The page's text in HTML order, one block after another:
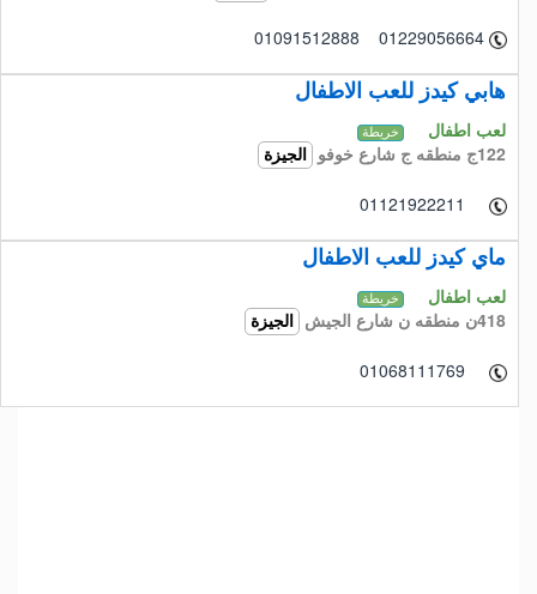
01091512888 01229056664
هابي كيدز للعب الاطفال
لعب اطفال خريطة
122ج منطقه ج شارع خوفو الجيزة
01121922211
ماي كيدز للعب الاطفال
لعب اطفال خريطة
418ن منطقه ن شارع الجيش الجيزة
01068111769